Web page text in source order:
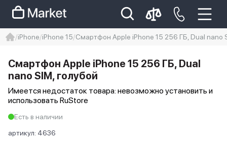
Iphone 14 pro max
айфон 14
iPhone iPhone 15 Смартфон Apple iPhone 15 256 ГБ, Dual nano
Смартфон Apple iPhone 15 256 ГБ, Dual
nano SIM, голубой
Имеется недостаток товара: невозможно установить и
использовать RuStore
Есть в наличии
артикул: 4636